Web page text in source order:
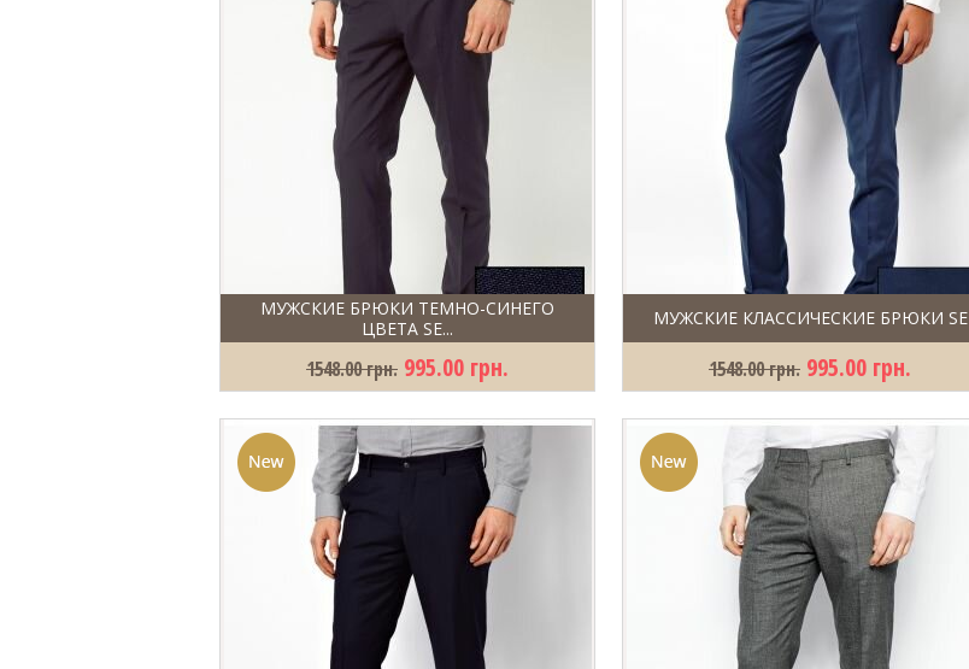
МУЖСКИЕ БРЮКИ ТЕМНО-СИНЕГО
ЦВЕТА SE...
1548.00 грн. 995.00 грн.
МУЖСКИЕ КЛАССИЧЕСКИЕ БРЮКИ SE
1548.00 грн. 995.00 грн.